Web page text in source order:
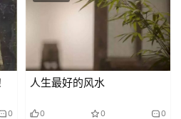
0
人生最好的风水
0 0 0